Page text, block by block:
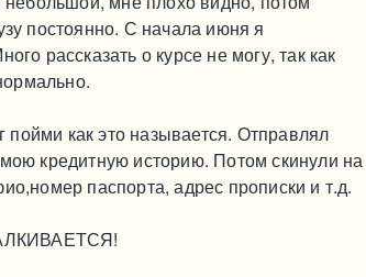
постоянно. С начала июня я
рассказать о курсе не могу, так как
пойми как это называется. Отправлял
кредитную историю. Потом скинули на
паспорта, адрес прописки и т.д.